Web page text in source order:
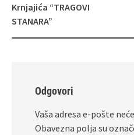
Krnjajića “TRAGOVI
STANARA”
Odgovori
Vaša adresa e-pošte
Obavezna polja su